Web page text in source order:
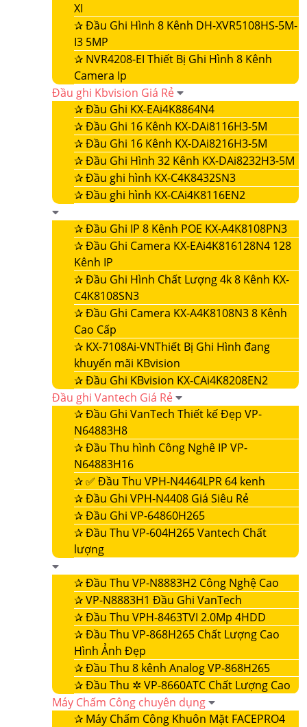
XI
✰Đầu Ghi Hình 8 Kênh DH-XVR5108HS-5M-
I3 5MP
✰ NVR4208-EI Thiết Bị Ghi Hình 8 Kênh
Camera Ip
Đầu ghi Kbvision Giá Rẻ
✰Đầu Ghi KX-EAi4K8864N4
✰Đầu Ghi 16 Kênh KX-DAi8116H3-5M
✰Đầu Ghi 16 Kênh KX-DAi8216H3-5M
✰Đầu Ghi Hình 32 Kênh KX-DAi8232H3-5M
✰Đầu ghi hình KX-C4K8432SN3
✰Đầu ghi hình KX-CAi4K8116EN2
✰Đầu Ghi IP 8 Kênh POE KX-A4K8108PN3
✰Đầu Ghi Camera KX-EAi4K816128N4 128
Kênh IP
✰Đầu Ghi Hình Chất Lượng 4k 8 Kênh KX-
C4K8108SN3
✰Đầu Ghi Camera KX-A4K8108N3 8 Kênh
Cao Cấp
✰ KX-7108Ai-VNThiết Bị Ghi Hình đang
khuyến mãi KBvision
✰Đầu Ghi KBvision KX-CAi4K8208EN2
Đầu ghi Vantech Giá Rẻ
✰Đầu Ghi VanTech Thiết kế Đẹp VP-
N64883H8
✰Đầu Thu hình Công Nghê IP VP-
N64883H16
✰✅ Đầu Thu VPH-N4464LPR 64 kenh
✰Đầu Ghi VPH-N4408 Giá Siêu Rẻ
✰Đầu Ghi VP-64860H265
✰Đầu Thu VP-604H265 Vantech Chất
lượng
✰Đầu Thu VP-N8883H2 Công Nghệ Cao
✰VP-N8883H1 Đầu Ghi VanTech
✰Đầu Thu VPH-8463TVI 2.0Mp 4HDD
✰Đầu Thu VP-868H265 Chất Lượng Cao
Hình Ảnh Đẹp
✰Đầu Thu 8 kênh Analog VP-868H265
✰Đầu Thu ✲ VP-8660ATC Chất Lượng Cao
Máy Chấm Công chuyên dụng
✰ Máy Chấm Công Khuôn Mặt FACEPRO4